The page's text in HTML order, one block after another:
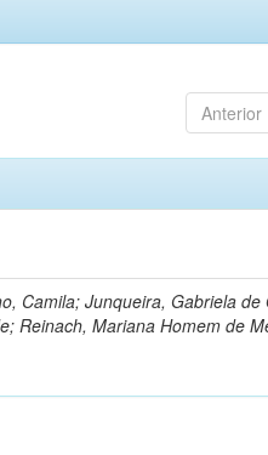
Anterior
Camila; Junqueira, Gabriela de
Reinach, Mariana Homem de